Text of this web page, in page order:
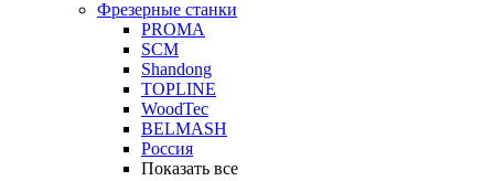
Фрезерные станки
PROMA
SCM
Shandong
TOPLINE
WoodTec
BELMASH
Россия
Показать все